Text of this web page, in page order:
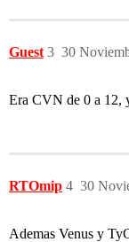
Guest 30
3
Era CVN de 0 a 12,
RTOmip 30
4
Ademas Venus y